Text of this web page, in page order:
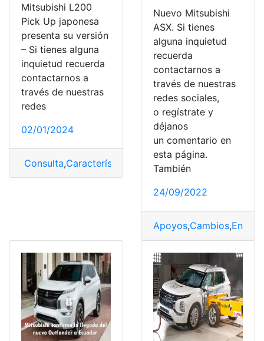
Mitsubishi L200
Pick Up japonesa
presenta su versión
– Si tienes alguna
inquietud recuerda
contactarnos a
través de nuestras
redes
02/01/2024
Consulta,Características Mitsubishi Mitsubishi L200
Nuevo Mitsubishi
ASX. Si tienes
alguna inquietud
recuerda
contactarnos a
través de nuestras
redes sociales,
o regístrate y
déjanos
un comentario en
esta página.
También
24/09/2022
Apoyos,Cambios,